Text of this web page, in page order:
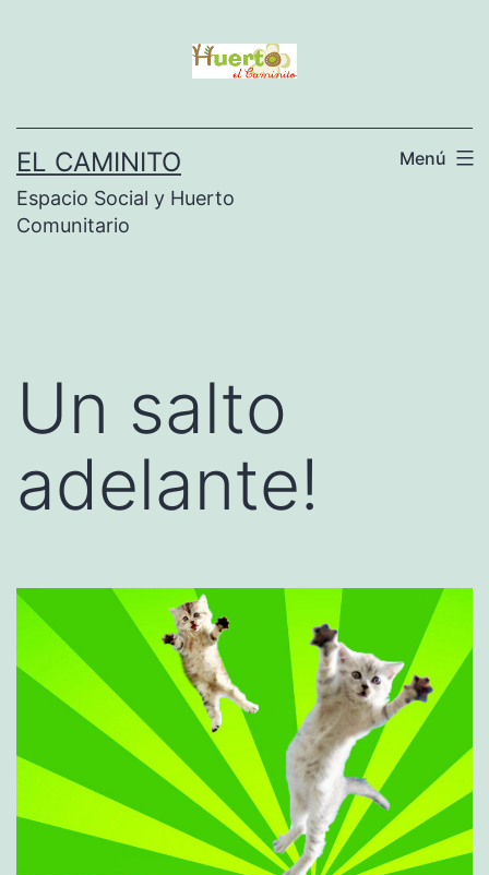
EL CAMINITO
Espacio Social y Huerto
Comunitario
Menú
Un salto
adelante!